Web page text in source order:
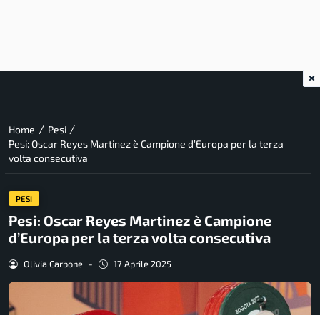
Home / Pesi /
Pesi: Oscar Reyes Martinez è Campione d’Europa per la terza
volta consecutiva
PESI
Pesi: Oscar Reyes Martinez è Campione
d’Europa per la terza volta consecutiva
Olivia Carbone - 17 Aprile 2025
×